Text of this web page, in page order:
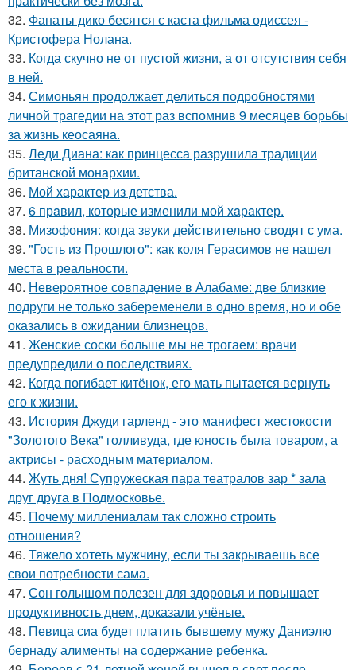
32. Фанаты дико бесятся с каста фильма одиссея -
Кристофера Нолана.
33. Когда скучно не от пустой жизни, а от отсутствия себя
в ней.
34. Симоньян продолжает делиться подробностями
личной трагедии на этот раз вспомнив 9 месяцев борьбы
за жизнь кеосаяна.
35. Леди Диана: как принцесса разрушила традиции
британской монархии.
36. Мой характер из детства.
37. 6 прaвил, которые изменили мой хaрaктер.
38. Мизофония: когда звуки действительно сводят с ума.
39. "Гость из Прошлого": как коля Герасимов не нашел
места в реальности.
40. Невероятное совпадение в Алабаме: две близкие
подруги не только забеременели в одно время, но и обе
оказались в ожидании близнецов.
41. Женские соски больше мы не трогаем: врачи
предупредили о последствиях.
42. Когда погибает китёнок, его мать пытается вернуть
его к жизни.
43. История Джуди гарленд - это манифест жестокости
"Золотого Века" голливуда, где юность была товаром, а
актрисы - расходным материалом.
44. Жуть дня! Супружеская пара театралов зар * зала
друг друга в Подмосковье.
45. Почему миллениалам так сложно строить
отношения?
46. Тяжело хотеть мужчину, если ты закрываешь все
свои потребности сама.
47. Сон голышом полезен для здоровья и повышает
продуктивность днем, доказали учёные.
48. Певица сиа будет платить бывшему мужу Даниэлю
бернаду алименты на содержание ребенка.